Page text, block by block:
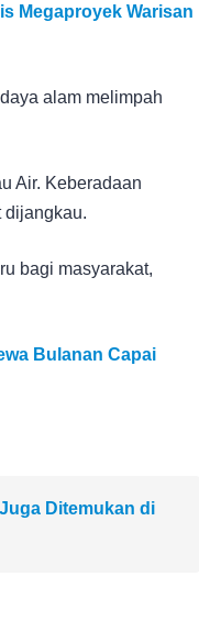
Megaproyek Warisan
alam melimpah
Air. Keberadaan
dijangkau.
bagi masyarakat,
Bulanan Capai
Ditemukan di